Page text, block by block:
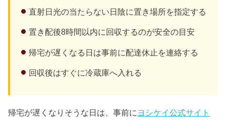
直射日光の当たらない日陰に置き場所を指定する
置き配後8時間以内に回収するのが安全の目安
帰宅が遅くなる日は事前に配達休止を連絡する
回収後はすぐに冷蔵庫へ入れる
帰宅が遅くなりそうな日は、事前に ヨシケイ公式サイト